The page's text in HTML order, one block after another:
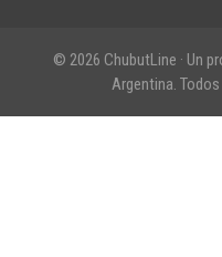
© 2026 ChubutLine · Un
Argentina.